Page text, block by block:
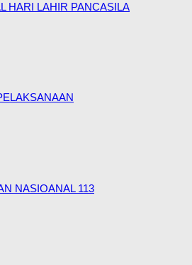
HARI LAHIR PANCASILA
NASIOANAL 113